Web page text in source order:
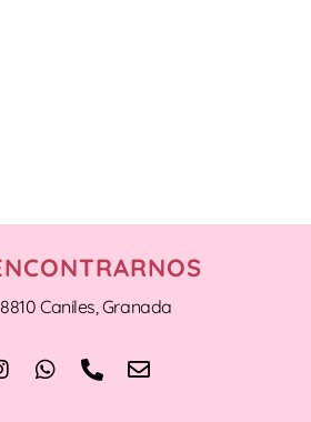
Caniles, Granada